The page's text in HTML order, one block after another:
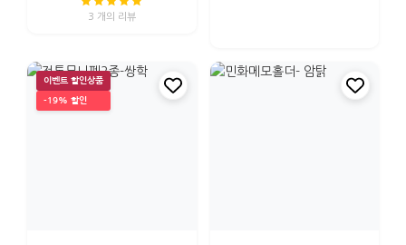
3 개의 리뷰
이벤트 할인상품
-19% 할인